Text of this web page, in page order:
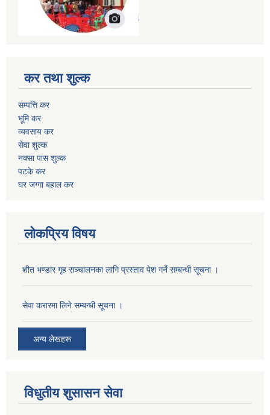
कर तथा शुल्क
सम्पत्ति कर
भूमि कर
व्यवसाय कर
सेवा शुल्क
नक्सा पास शुल्क
पटके कर
घर जग्गा बहाल कर
लोकप्रिय विषय
शीत भण्डार गृह सञ्चालनका लागि प्रस्ताव पेश गर्ने सम्बन्धी सूचना ।
सेवा करारमा लिने सम्बन्धी सूचना ।
अन्य लेखहरू
विधुतीय शुसासन सेवा